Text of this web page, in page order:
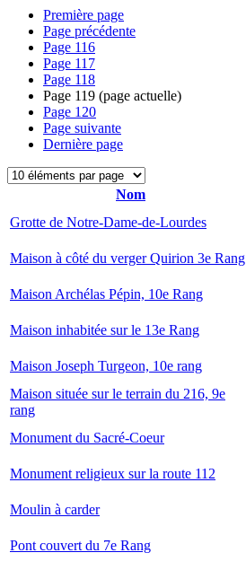
Première page
Page précédente
Page 116
Page 117
Page 118
Page 119 (page actuelle)
Page 120
Page suivante
Dernière page
Nom
Grotte de Notre-Dame-de-Lourdes
Maison à côté du verger Quirion 3e Rang
Maison Archélas Pépin, 10e Rang
Maison inhabitée sur le 13e Rang
Maison Joseph Turgeon, 10e rang
Maison située sur le terrain du 216, 9e
rang
Monument du Sacré-Coeur
Monument religieux sur la route 112
Moulin à carder
Pont couvert du 7e Rang